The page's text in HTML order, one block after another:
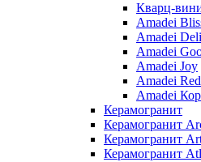
Кварц-
Amadei
Amadei
Amadei
Amadei Joy
Amadei
Amadei
Керамогранит
Керамогранит
Керамогранит
Керамогранит